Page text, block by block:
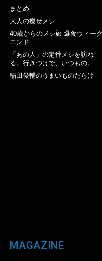
まとめ
大人の痩せメシ
40歳からのメシ旅 爆食ウィーク
エンド
「あの人」の定番メシを訪ね
る。行きつけで、いつもの。
稲田俊輔のうまいものだらけ
MAGAZINE